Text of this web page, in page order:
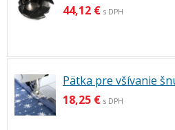
44,12 € s DPH
Pätka pre všívanie
18,25 € s DPH